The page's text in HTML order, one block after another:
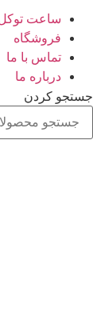
ساعت
فروشگاه
تماس با ما
درباره ما
جستجو کردن